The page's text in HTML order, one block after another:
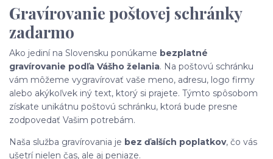
Gravírovanie poštovej schránky
zadarmo
Ako jediní na Slovensku ponúkame bezplatné
gravírovanie podľa Vášho želania. Na poštovú schránku
vám môžeme vygravírovať vaše meno, adresu, logo firmy
alebo akýkoľvek iný text, ktorý si prajete. Týmto spôsobom
získate unikátnu poštovú schránku, ktorá bude presne
zodpovedať Vašim potrebám.
Naša služba gravírovania je bez ďalších poplatkov, čo vás
ušetrí nielen čas, ale aj peniaze.